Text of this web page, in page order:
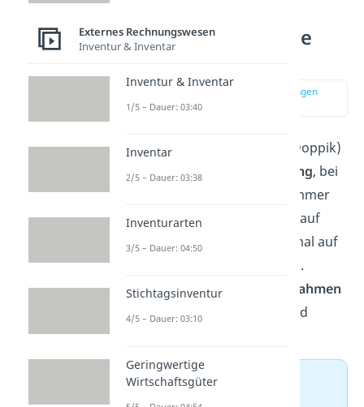
Was ist die doppelte
zur Stelle im Video springen
(00:12)
Die doppelte Buchführung (Doppik)
ist ein System der
Buchhaltung, bei
dem jeder Geschäftsvorfall immer
zweimalerfasst wird. Einmal auf
einem Konto im Soll und einmal auf
einem Gegenkonto im Haben.
Dadurch lassen sich alle
Einnahmen
und
Ausgaben
vollständig und
➡️ Beispiel
Externes Rechnungswesen
Inventur & Inventar
Inventur & Inventar
1/5 – Dauer: 03:40
Inventar
2/5 – Dauer: 03:38
Inventurarten
3/5 – Dauer: 04:50
Stichtagsinventur
4/5 – Dauer: 03:10
Geringwertige
Wirtschaftsgüter